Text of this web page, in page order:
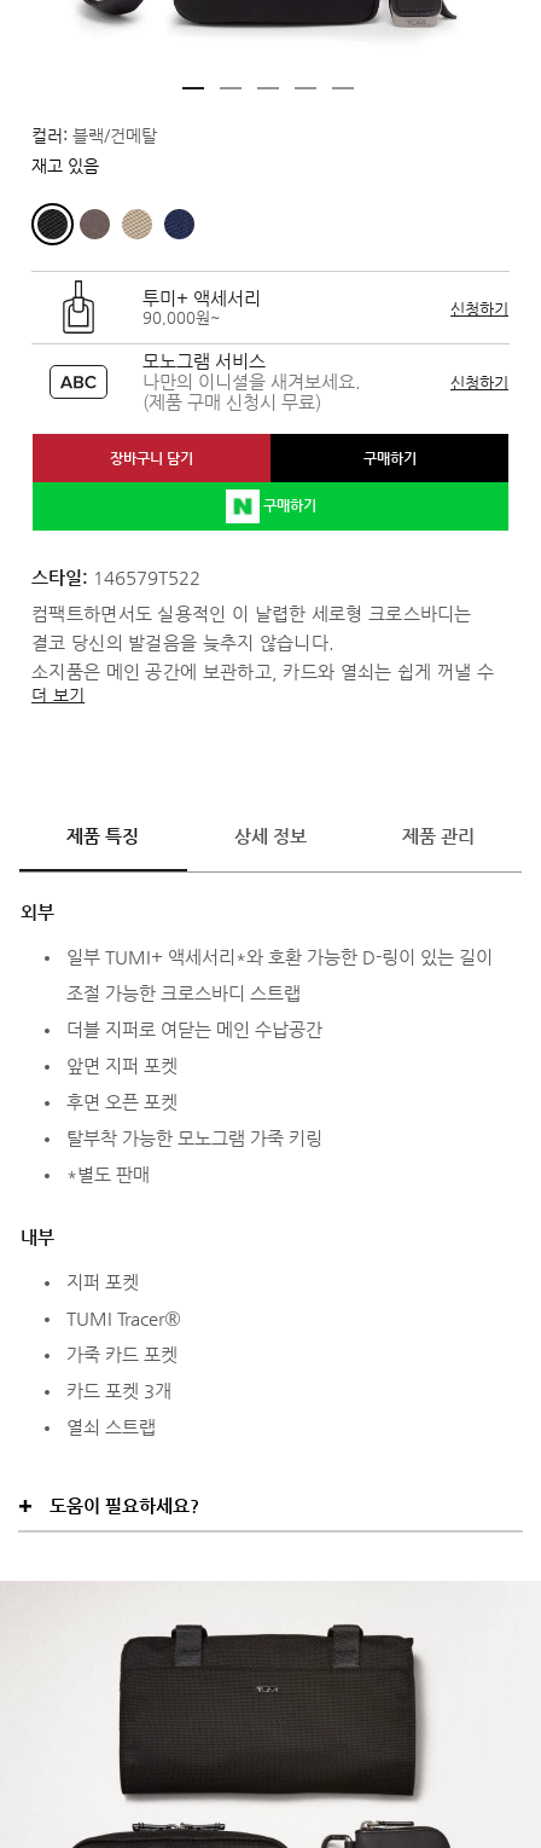
컬러: 블랙/건메탈
재고 있음
투미+ 액세서리
90,000원~ 신청하기
모노그램 서비스
나만의 이니셜을 새겨보세요.
(제품 구매 신청시 무료)
신청하기
장바구니 담기 구매하기
구매하기
스타일: 146579T522
컴팩트하면서도 실용적인 이 날렵한 세로형 크로스바디는
결코 당신의 발걸음을 늦추지 않습니다.
소지품은 메인 공간에 보관하고, 카드와 열쇠는 쉽게 꺼낼 수
있는 곳에 넣으세요.
더 보기
제품 특징 상세 정보 제품 관리
외부
일부 TUMI+ 액세서리*와 호환 가능한 D-링이 있는 길이
조절 가능한 크로스바디 스트랩
더블 지퍼로 여닫는 메인 수납공간
앞면 지퍼 포켓
후면 오픈 포켓
탈부착 가능한 모노그램 가죽 키링
*별도 판매
내부
지퍼 포켓
TUMI Tracer®
가죽 카드 포켓
카드 포켓 3개
열쇠 스트랩
도움이 필요하세요?